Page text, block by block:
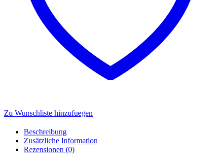
Zu Wunschliste hinzufuegen
Beschreibung
Zusätzliche Information
Rezensionen (0)